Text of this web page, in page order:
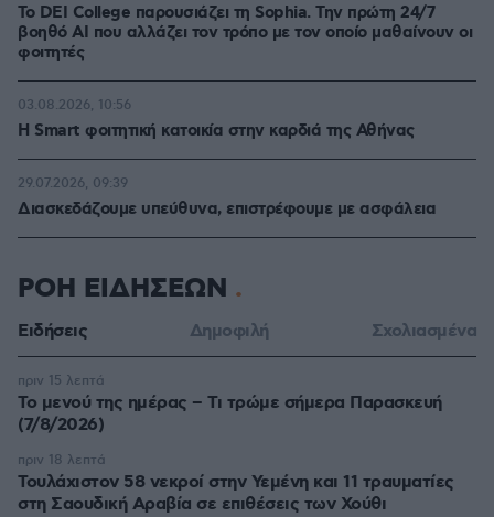
Το DEI College παρουσιάζει τη Sophia. Την πρώτη 24/7
βοηθό AI που αλλάζει τον τρόπο με τον οποίο μαθαίνουν οι
φοιτητές
Η Smart φοιτητική κατοικία στην καρδιά της Αθήνας
03.08.2026, 10:56
Διασκεδάζουμε υπεύθυνα, επιστρέφουμε με ασφάλεια
29.07.2026, 09:39
ΡΟΗ ΕΙΔΗΣΕΩΝ
Ειδήσεις Δημοφιλή Σχολιασμένα
Το μενού της ημέρας – Τι τρώμε σήμερα Παρασκευή
(7/8/2026)
πριν 15 λεπτά
Τουλάχιστον 58 νεκροί στην Υεμένη και 11 τραυματίες
στη Σαουδική Αραβία σε επιθέσεις των Χούθι
πριν 18 λεπτά